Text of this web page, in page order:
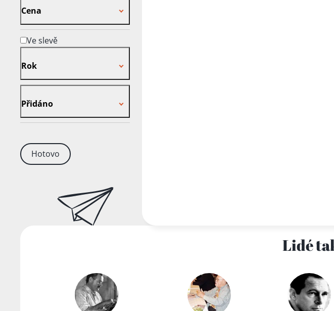
Cena
Ve slevě
Rok
Přidáno
Hotovo
Lidé